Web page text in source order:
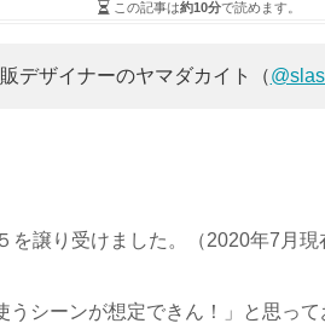
この記事は約10分で読めます。
デザイナーのヤマダカイト（
を譲り受けました。（2020年7月現
シーンが想定できん！」と思って